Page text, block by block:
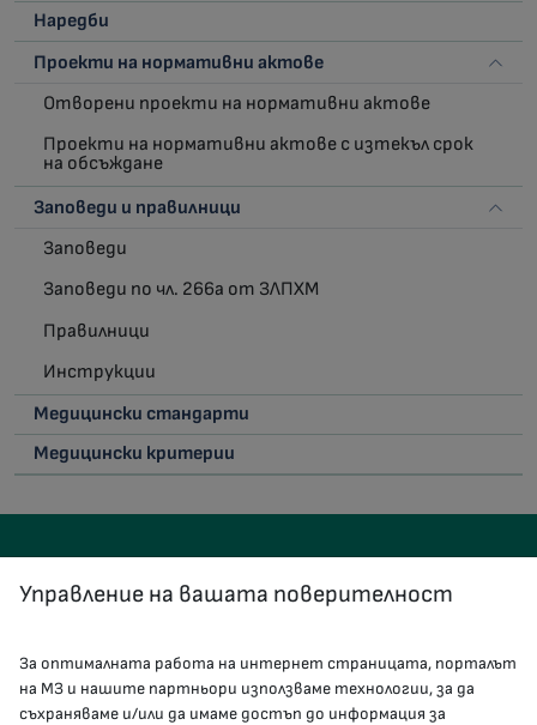
Наредби
Проекти на нормативни актове
Отворени проекти на нормативни актове
Проекти на нормативни актове с изтекъл срок
на обсъждане
Заповеди и правилници
Заповеди
Заповеди по чл. 266а от ЗЛПХМ
Правилници
Инструкции
Медицински стандарти
Медицински критерии
КОНТАКТИ
Управление на вашата поверителност
За оптималната работа на интернет страницата, порталът
на МЗ и нашите партньори използваме технологии, за да
съхраняваме и/или да имаме достъп до информация за